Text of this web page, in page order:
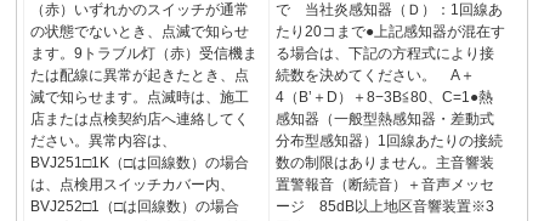
（赤）いずれかのスイッチが通常
の状態でないとき、点滅で知らせ
ます。9トラブル灯（赤）受信機ま
たは配線に異常が起きたとき、点
滅で知らせます。点滅時は、施工
店または点検契約店へ連絡してく
ださい。異常内容は、
BVJ251□1K（□は回線数）の場合
は、点検用スイッチカバー内、
BVJ252□1（□は回線数）の場合
で 当社炎感知器（Ｄ）：1回線あ
たり20コまで●上記感知器が混在す
る場合は、下記の方程式により接
続数を決めてください。 A＋
4（B’＋D）＋8−3B≦80、C=1●熱
感知器（一般型熱感知器・差動式
分布型感知器）1回線あたりの接続
数の制限はありません。主音響装
置警報音（断続音）＋音声メッセ
ージ 85dB以上地区音響装置※3